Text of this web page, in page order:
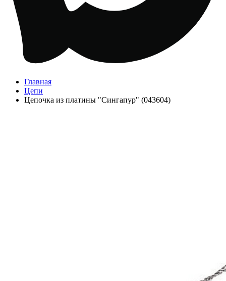
Главная
Цепи
Цепочка из платины "Сингапур" (043604)